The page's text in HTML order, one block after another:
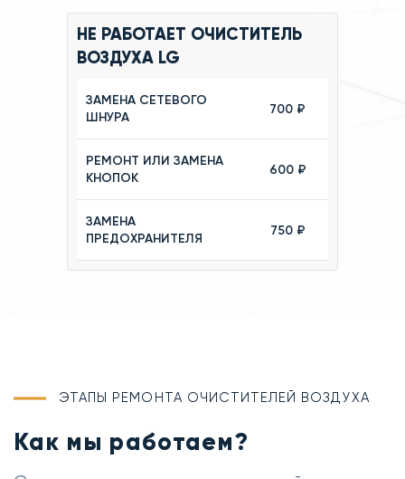
НЕ РАБОТАЕТ ОЧИСТИТЕЛЬ
ВОЗДУХА LG
ЗАМЕНА СЕТЕВОГО
ШНУРА
700 ₽
РЕМОНТ ИЛИ ЗАМЕНА
КНОПОК
600 ₽
ЗАМЕНА
ПРЕДОХРАНИТЕЛЯ
750 ₽
ЭТАПЫ РЕМОНТА ОЧИСТИТЕЛЕЙ ВОЗДУХА
Как мы работаем?